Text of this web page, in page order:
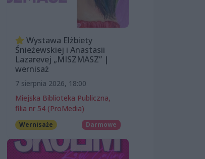
Wystawa Elżbiety
Śnieżewskiej i Anastasii
Lazarevej „MISZMASZ” |
wernisaż
7 sierpnia 2026, 18:00
Miejska Biblioteka Publiczna,
filia nr 54 (ProMedia)
Wernisaże Darmowe